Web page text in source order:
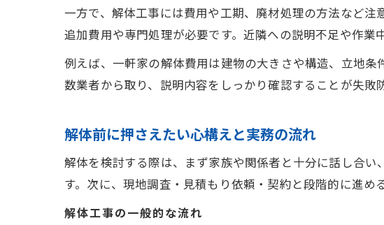
必
解
更地化
更
後
解
一方で、解体工事には費用や工期、廃材処理の方法など注
追加費用や専門処理が必要です。近隣への説明不足や作業
例えば、一軒家の解体費用は建物の大きさや構造、立地
数業者から取り、説明内容をしっかり確認することが失敗
解体前に押さえたい心構えと実務の流れ
解体を検討する際は、まず家族や関係者と十分に話し合
す。次に、現地調査・見積もり依頼・契約と段階的に進め
解体工事の一般的な流れ